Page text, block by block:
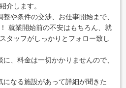
介します。
や条件の交渉、お仕事開始まで、
就業開始前の不安はもちろん、就
タッフがしっかりとフォロー致し
、料金は一切かかりませんので、
なる施設があって詳細が聞きた